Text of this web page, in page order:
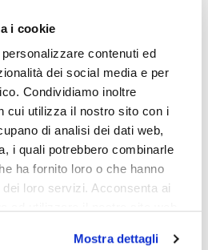
i cookie
contenuti ed
dei social media e per
Condividiamo inoltre
cui utilizza il nostro sito con i
di analisi dei dati web,
i quali potrebbero combinarle
ha fornito loro o che hanno
loro servizi. Acconsenta ai
Mostra dettagli
grazie a studi
che ricreano le reali
del filtro stesso e alla
con i nostri
Filters garantiscono:
del flusso d’aria
molecole d’acqua grazie